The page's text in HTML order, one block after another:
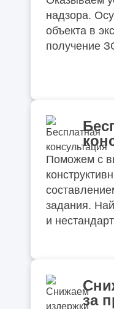
надзора.
объекта в
получение
Поможем с
задания.
и
за